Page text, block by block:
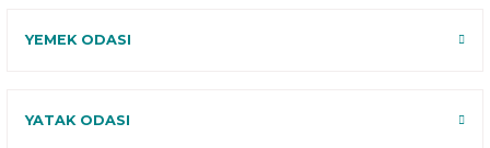
YEMEK ODASI
YATAK ODASI